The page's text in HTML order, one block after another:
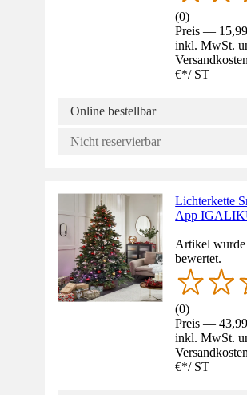
(0)
Preis —
inkl. MwSt.
€*/ ST
Online bestellbar
Nicht reservierbar
Lichterkette
App
Artikel
bewertet.
(0)
Preis —
inkl. MwSt.
€*/ ST